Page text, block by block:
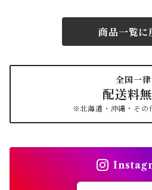
商品一覧に
全国一律
配送料
※北海道・沖縄・その